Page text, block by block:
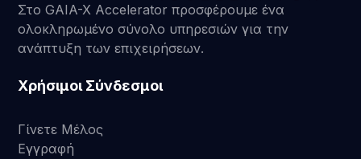
Στο GAIA-X Accelerator προσφέρουμε ένα
ολοκληρωμένο σύνολο υπηρεσιών για την
ανάπτυξη των επιχειρήσεων.
Χρήσιμοι Σύνδεσμοι
Γίνετε Μέλος
Εγγραφή